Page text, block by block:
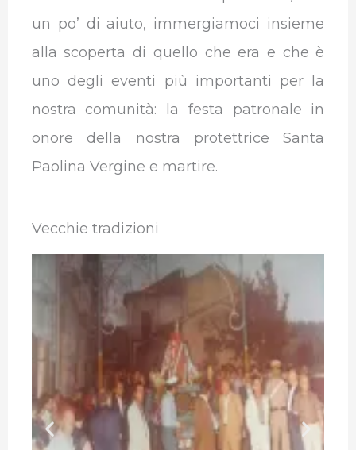
un po’ di aiuto, immergiamoci insieme
alla scoperta di quello che era e che è
uno degli eventi più importanti per la
nostra comunità: la festa patronale in
onore della nostra protettrice Santa
Paolina Vergine e martire.
Vecchie tradizioni